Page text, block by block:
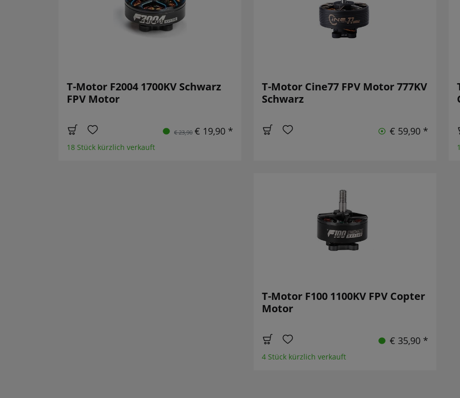
T-Motor F2004 1700KV Schwarz
FPV Motor
€ 23,90 € 19,90 *
18 Stück kürzlich verkauft
T-Motor Cine77 FPV Motor 777KV
Schwarz
€ 59,90 *
T-Motor F100 1100KV FPV Copter
Motor
€ 35,90 *
4 Stück kürzlich verkauft